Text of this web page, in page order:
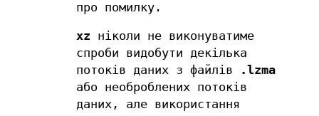
про помилку.
xz ніколи не виконуватиме
спроби видобути декілька
потоків даних з файлів
.lzma
або необроблених потоків
даних, але використання